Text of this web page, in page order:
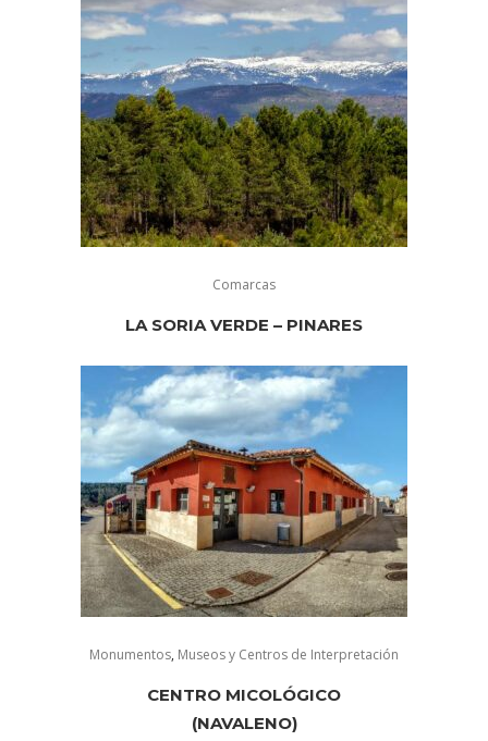
Comarcas
LA SORIA VERDE – PINARES
Monumentos, Museos y Centros de Interpretación
CENTRO MICOLÓGICO
(NAVALENO)